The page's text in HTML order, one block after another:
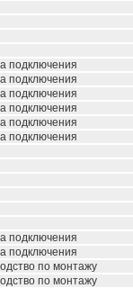
подключения
подключения
подключения
подключения
подключения
подключения
подключения
подключения
по монтажу
по монтажу